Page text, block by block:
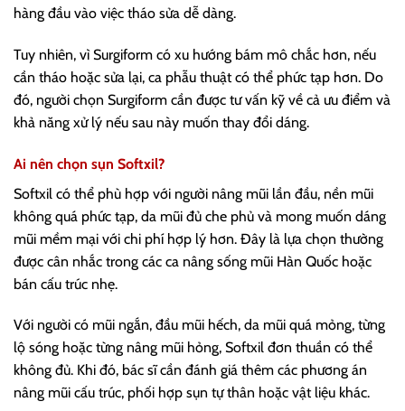
hàng đầu vào việc tháo sửa dễ dàng.
Tuy nhiên, vì Surgiform có xu hướng bám mô chắc hơn, nếu
cần tháo hoặc sửa lại, ca phẫu thuật có thể phức tạp hơn. Do
đó, người chọn Surgiform cần được tư vấn kỹ về cả ưu điểm và
khả năng xử lý nếu sau này muốn thay đổi dáng.
Ai nên chọn sụn Softxil?
Softxil có thể phù hợp với người nâng mũi lần đầu, nền mũi
không quá phức tạp, da mũi đủ che phủ và mong muốn dáng
mũi mềm mại với chi phí hợp lý hơn. Đây là lựa chọn thường
được cân nhắc trong các ca nâng sống mũi Hàn Quốc hoặc
bán cấu trúc nhẹ.
Với người có mũi ngắn, đầu mũi hếch, da mũi quá mỏng, từng
lộ sóng hoặc từng nâng mũi hỏng, Softxil đơn thuần có thể
không đủ. Khi đó, bác sĩ cần đánh giá thêm các phương án
nâng mũi cấu trúc, phối hợp sụn tự thân hoặc vật liệu khác.